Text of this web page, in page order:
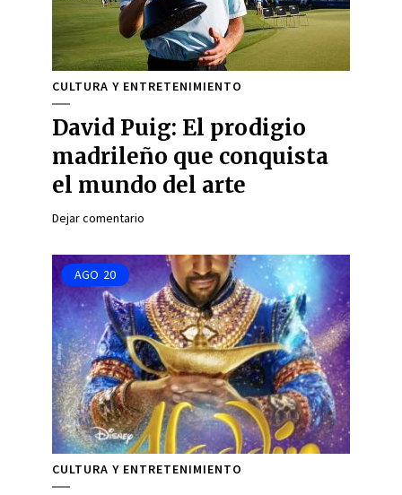
CULTURA Y ENTRETENIMIENTO
David Puig: El prodigio
madrileño que conquista
el mundo del arte
Dejar comentario
AGO 20
CULTURA Y ENTRETENIMIENTO